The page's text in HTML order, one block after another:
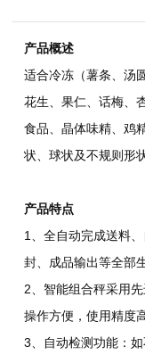
产品概述
适合冷冻（薯条、汤
花生、果仁、话梅、
食品、晶体味精、鸡
状、球状及不规则形
产品特点
1、全自动完成送料
封、成品输出等全部
2、智能组合秤采用
操作方便，使用精度
3、自动检测功能：